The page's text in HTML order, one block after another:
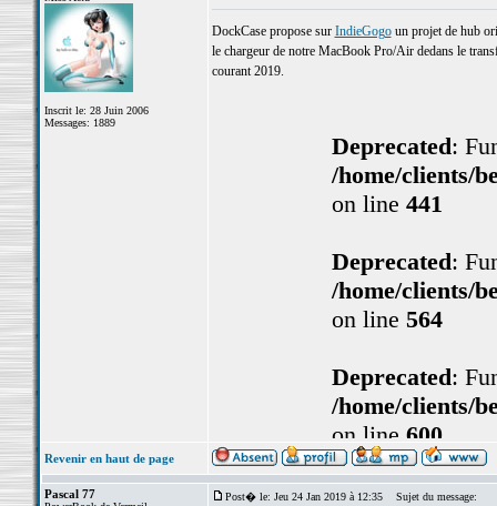
Inscrit le: 28 Juin 2006
Messages: 1889
DockCase propose sur IndieGogoun projet de hub
le chargeur de notre MacBook Pro/Air dedans le
courant 2019.
Revenir en haut de page
Pascal 77 Post� le: Jeu 24 Jan 2019 à 12:35 Sujet du message: